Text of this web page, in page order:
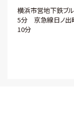
横浜市営地下鉄ブ
5分 京急線日ノ出
10分